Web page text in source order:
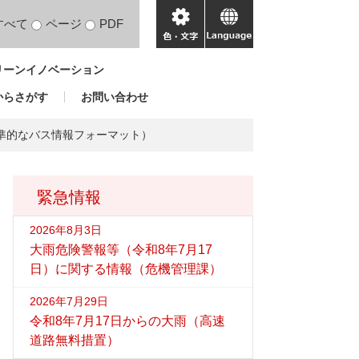
べて ページ PDF
色・
文
language
ンイノベーション
らさがす お問い合わせ
なバス情報フォーマット）
緊急情報
2026年8月3日
大雨危険警報等（令和8年7月17
日）に関する情報（危機管理課）
2026年7月29日
令和8年7月17日からの大雨（高速
道路無料措置）